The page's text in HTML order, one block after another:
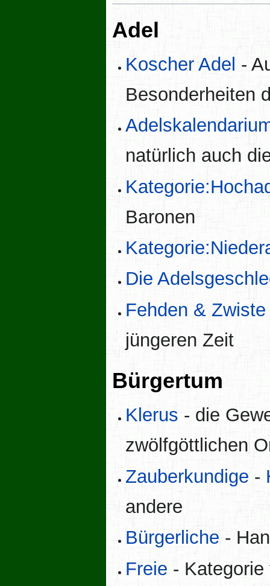
Adel
Koscher Adel -
Besonderheiten
natürlich auch
Baronen
Die
Fehden & Zwiste
jüngeren Zeit
Bürgertum
Klerus - die
zwölfgöttlichen
Zauberkundige -
andere
Bürgerliche -
Freie -